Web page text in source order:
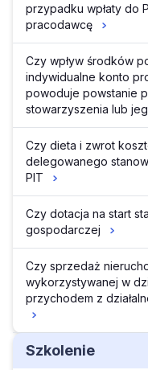
przypadku wpłaty do
pracodawcę
Czy wpływ środków
indywidualne konto
powoduje powstanie
stowarzyszenia lub
Czy dieta i zwrot
delegowanego
PIT
Czy dotacja na start
gospodarczej
Czy sprzedaż
wykorzystywanej w
przychodem z
Szkolenie